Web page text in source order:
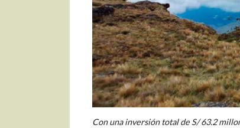
Con una inversión total de S/ 63.2